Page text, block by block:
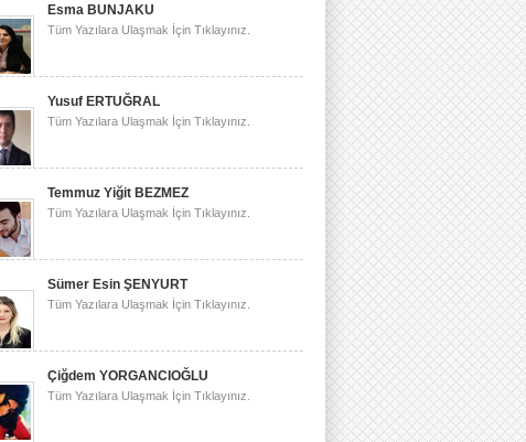
Esma BUNJAKU
Tüm Yazılara Ulaşmak İçin Tıklayınız.
Yusuf ERTUĞRAL
Tüm Yazılara Ulaşmak İçin Tıklayınız.
Temmuz Yiğit BEZMEZ
Tüm Yazılara Ulaşmak İçin Tıklayınız.
Sümer Esin ŞENYURT
Tüm Yazılara Ulaşmak İçin Tıklayınız.
Çiğdem YORGANCIOĞLU
Tüm Yazılara Ulaşmak İçin Tıklayınız.